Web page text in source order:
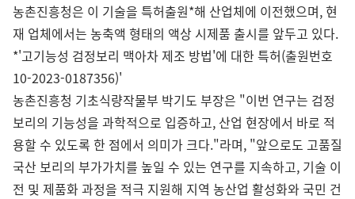
농촌진흥청은 이 기술을 특허출원*해 산업체에 이전했으며, 현
재 업체에서는 농축액 형태의 액상 시제품 출시를 앞두고 있다.
*'고기능성 검정보리 맥아차 제조 방법'에 대한 특허(출원번호
10-2023-0187356)'
농촌진흥청 기초식량작물부 박기도 부장은 "이번 연구는 검정
보리의 기능성을 과학적으로 입증하고, 산업 현장에서 바로 적
용할 수 있도록 한 점에서 의미가 크다."라며, "앞으로도 고품질
국산 보리의 부가가치를 높일 수 있는 연구를 지속하고, 기술 이
전 및 제품화 과정을 적극 지원해 지역 농산업 활성화와 국민 건